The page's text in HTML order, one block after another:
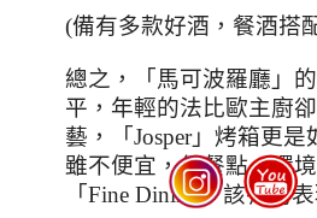
(備有多款好酒，餐酒搭
總之，「馬可波羅廳」
平，年輕的法比歐主廚
藝，「 Josper」烤箱更是
雖不便宜，但餐點、環
「 Fine Dining」該有的